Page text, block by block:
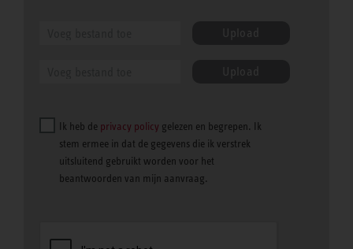
Upload
Upload
Ik heb de privacy policy gelezen en begrepen. Ik
stem ermee in dat de gegevens die ik verstrek
uitsluitend gebruikt worden voor het
beantwoorden van mijn aanvraag.